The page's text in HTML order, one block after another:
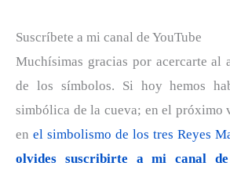
Suscríbete a mi canal de YouTube
Muchísimas gracias por acercarte al
de los símbolos. Si hoy hemos
simbólica de la cueva; en el próximo
en el simbolismo de los tres Reyes
olvides suscribirte a mi canal de